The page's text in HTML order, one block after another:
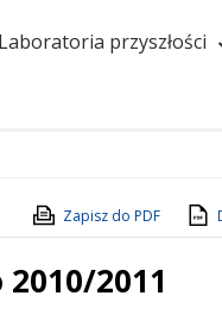
Laboratoria przyszłości
Zapisz do PDF
2011